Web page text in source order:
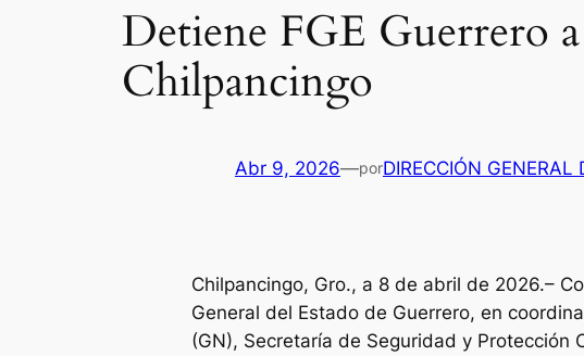
Detiene FGE Guerrero
Chilpancingo
Abr 9, 2026—porDIRECCIÓN
Chilpancingo, Gro., a 8 de abril de 2026.–
General del Estado de Guerrero, en
(GN), Secretaría de Seguridad y Protección